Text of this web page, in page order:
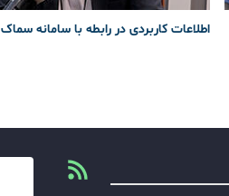
اطلاعات کاربردی در رابطه با سامانه سماک